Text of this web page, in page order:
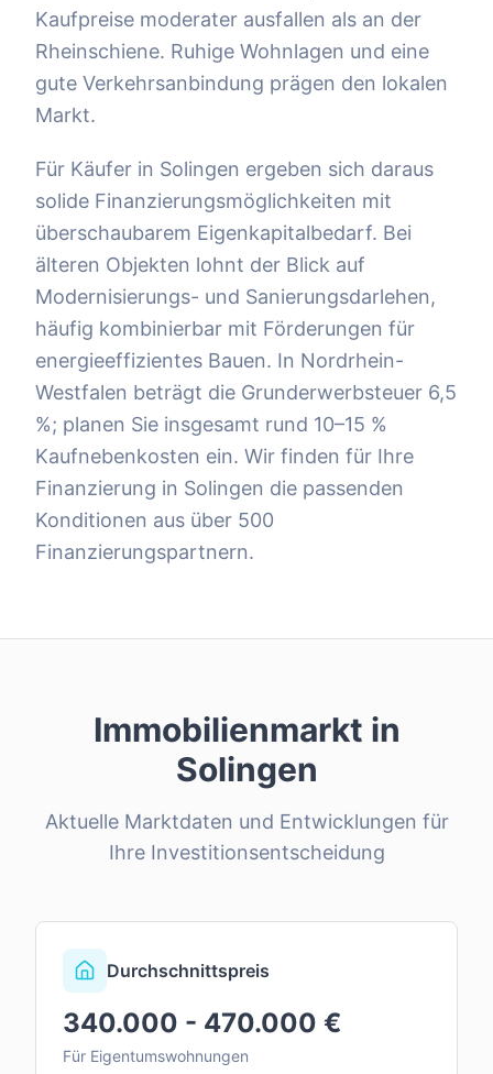
Kaufpreise moderater ausfallen als an der
Rheinschiene. Ruhige Wohnlagen und eine
gute Verkehrsanbindung prägen den lokalen
Markt.
Für Käufer in Solingen ergeben sich daraus
solide Finanzierungsmöglichkeiten mit
überschaubarem Eigenkapitalbedarf. Bei
älteren Objekten lohnt der Blick auf
Modernisierungs- und Sanierungsdarlehen,
häufig kombinierbar mit Förderungen für
energieeffizientes Bauen. In Nordrhein-
Westfalen beträgt die Grunderwerbsteuer 6,5
%; planen Sie insgesamt rund 10–15 %
Kaufnebenkosten ein. Wir finden für Ihre
Finanzierung in Solingen die passenden
Konditionen aus über 500
Finanzierungspartnern.
Immobilienmarkt in
Solingen
Aktuelle Marktdaten und Entwicklungen für
Ihre Investitionsentscheidung
Durchschnittspreis
340.000 - 470.000 €
Für Eigentumswohnungen